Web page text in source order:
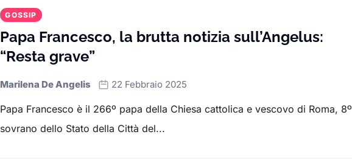
GOSSIP
Papa Francesco, la brutta notizia sull’Angelus:
“Resta grave”
Marilena De Angelis 22 Febbraio 2025
Papa Francesco è il 266º papa della Chiesa cattolica e vescovo di Roma, 8º
sovrano dello Stato della Città del...